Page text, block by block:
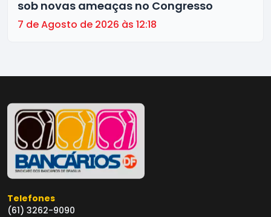
sob novas ameaças no Congresso
7 de Agosto de 2026 às 12:18
Telefones
(61) 3262-9090